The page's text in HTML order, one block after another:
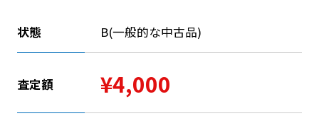
状態 B(一般的な中古品)
査定額 ¥4,000